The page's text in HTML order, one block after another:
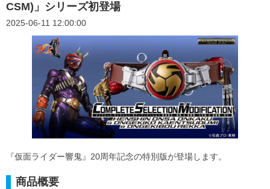
CSM)」シリーズ初登場
2025-06-11 12:00:00
『仮面ライダー響鬼』20周年記念の特別版が登場します。
商品概要